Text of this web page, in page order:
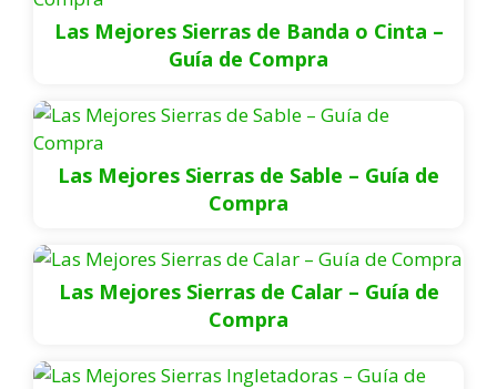
Las Mejores Sierras de Banda o Cinta –
Guía de Compra
Las Mejores Sierras de Sable – Guía de
Compra
Las Mejores Sierras de Calar – Guía de
Compra